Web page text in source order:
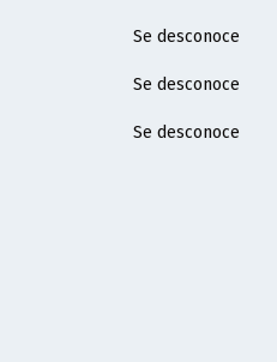
Se desconoce
Se desconoce
Se desconoce